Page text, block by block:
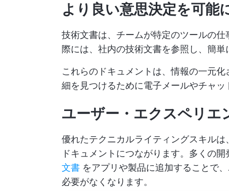
より良い意思決定を可能
技術文書は、チームが特定のツールの
際には、社内の技術文書を参照し、簡単
これらのドキュメントは、情報の一元
細を見つけるために電子メールやチャッ
ユーザー・エクスペリエ
優れたテクニカルライティングスキル
ドキュメントにつながります。多くの
文書 をアプリや製品に追加することで
必要がなくなります。